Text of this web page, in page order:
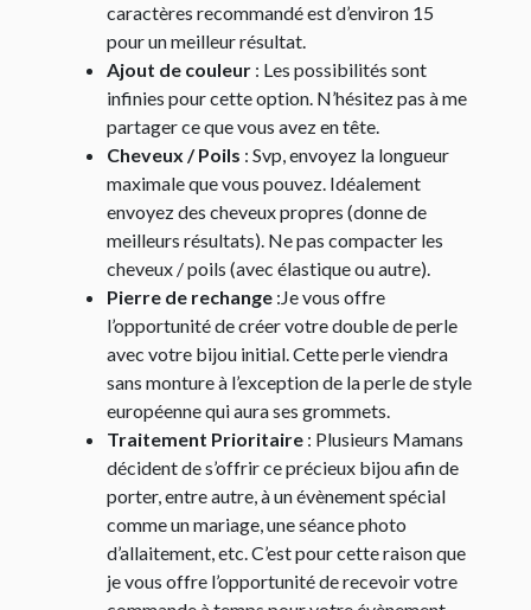
caractères recommandé est d’environ 15
pour un meilleur résultat.
Ajout de couleur : Les possibilités sont
infinies pour cette option. N’hésitez pas à me
partager ce que vous avez en tête.
Cheveux / Poils : Svp, envoyez la longueur
maximale que vous pouvez. Idéalement
envoyez des cheveux propres (donne de
meilleurs résultats). Ne pas compacter les
cheveux / poils (avec élastique ou autre).
Pierre de rechange :Je vous offre
l’opportunité de créer votre double de perle
avec votre bijou initial. Cette perle viendra
sans monture à l’exception de la perle de style
européenne qui aura ses grommets.
Traitement Prioritaire : Plusieurs Mamans
décident de s’offrir ce précieux bijou afin de
porter, entre autre, à un évènement spécial
comme un mariage, une séance photo
d’allaitement, etc. C’est pour cette raison que
je vous offre l’opportunité de recevoir votre